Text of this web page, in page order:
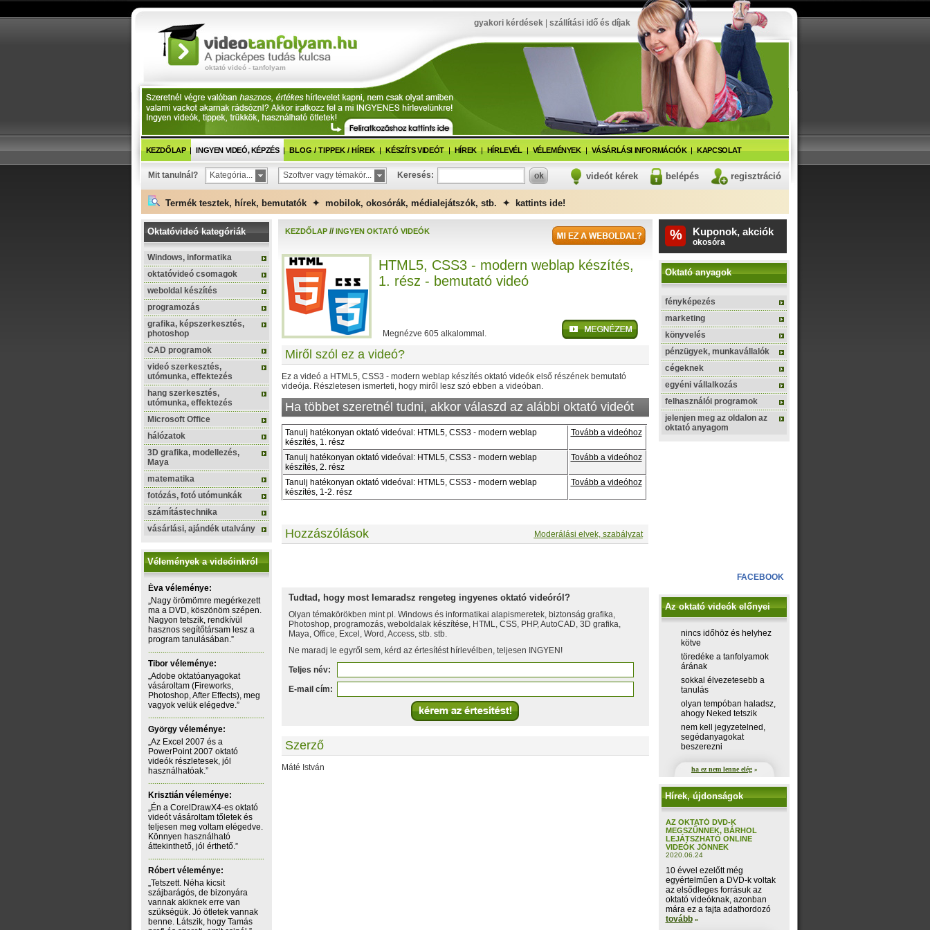
oktató videó - tanfolyam
gyakori kérdések| szállítási idő és díjak
KEZDŐLAP INGYEN VIDEÓ, KÉPZÉS BLOG / TIPPEK / HÍREK KÉSZÍTS VIDEÓT HÍREK HÍRLEVÉL VÉLEMÉNYEK VÁSÁRLÁSI INFORMÁCIÓK KAPCSOLAT
Mit tanulnál? Kategória... Szoftver vagy témakör... Keresés: videót kérek belépés regisztráció
Termék tesztek, hírek, bemutatók ✦ mobilok, okosórák, médialejátszók, stb. ✦ kattints ide!
Oktatóvideó kategóriák
Windows, informatika
oktatóvideó csomagok
weboldal készítés
programozás
grafika, képszerkesztés,
photoshop
CAD programok
videó szerkesztés,
utómunka, effektezés
hang szerkesztés,
utómunka, effektezés
Microsoft Office
hálózatok
3D grafika, modellezés,
Maya
matematika
fotózás, fotó utómunkák
számítástechnika
vásárlási, ajándék utalvány
Vélemények a videóinkról
Éva véleménye:
„Nagy örömömre megérkezett
ma a DVD, köszönöm szépen.
Nagyon tetszik, rendkívül
hasznos segítőtársam lesz a
program tanulásában.”
Tibor véleménye:
„Adobe oktatóanyagokat
vásároltam (Fireworks,
Photoshop, After Effects), meg
vagyok velük elégedve.”
György véleménye:
„Az Excel 2007 és a
PowerPoint 2007 oktató
videók részletesek, jól
használhatóak.”
Krisztián véleménye:
„Én a CorelDrawX4-es oktató
videót vásároltam tőletek és
teljesen meg voltam elégedve.
Könnyen használható
áttekinthető, jól érthető.”
Róbert véleménye:
„Tetszett. Néha kicsit
szájbarágós, de bizonyára
vannak akiknek erre van
szükségük. Jó ötletek vannak
benne. Látszik, hogy Tamás
KEZDŐLAP // INGYEN OKTATÓ VIDEÓK
HTML5, CSS3 - modern weblap készítés,
1. rész - bemutató videó
Megnézve 605 alkalommal.
Miről szól ez a videó?
Ez a videó a HTML5, CSS3 - modern weblap készítés oktató videók első részének bemutató
videója. Részletesen ismerteti, hogy miről lesz szó ebben a videóban.
Ha többet szeretnél tudni, akkor válaszd az alábbi oktató videót
Tanulj hatékonyan oktató videóval: HTML5, CSS3 - modern weblap
készítés, 1. rész
Tovább a videóhoz
Tanulj hatékonyan oktató videóval: HTML5, CSS3 - modern weblap
készítés, 2. rész
Tovább a videóhoz
Tanulj hatékonyan oktató videóval: HTML5, CSS3 - modern weblap
készítés, 1-2. rész
Tovább a videóhoz
Hozzászólások Moderálási elvek, szabályzat
Tudtad, hogy most lemaradsz rengeteg ingyenes oktató videóról?
Olyan témakörökben mint pl. Windows és informatikai alapismeretek, biztonság grafika,
Photoshop, programozás, weboldalak készítése, HTML, CSS, PHP, AutoCAD, 3D grafika,
Maya, Office, Excel, Word, Access, stb. stb.
Ne maradj le egyről sem, kérd az értesítést hírlevélben, teljesen INGYEN!
Teljes név:
E-mail cím:
Szerző
Máté István
% Kuponok, akciók
fitnesz karkötő
Oktató anyagok
fényképezés
marketing
könyvelés
pénzügyek, munkavállalók
cégeknek
egyéni vállalkozás
felhasználói programok
jelenjen meg az oldalon az
oktató anyagom
FACEBOOK
Az oktató videók előnyei
nincs időhöz és helyhez
kötve
töredéke a tanfolyamok
árának
sokkal élvezetesebb a
tanulás
olyan tempóban haladsz,
ahogy Neked tetszik
nem kell jegyzetelned,
segédanyagokat
beszerezni
ha ez nem lenne elég »
Hírek, újdonságok
AZ OKTATÓ DVD-K
MEGSZŰNNEK, BÁRHOL
LEJÁTSZHATÓ ONLINE
VIDEÓK JÖNNEK
2020.06.24
10 évvel ezelőtt még
egyértelműen a DVD-k voltak
az elsődleges forrásuk az
oktató videóknak, azonban
mára ez a fajta adathordozó
tovább »